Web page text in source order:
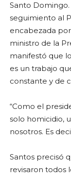
c
e
b
o
o
k
Santo
seguimiento al
encabezada
ministro de la
manifestó que
es un trabajo
constante y de
“Como el
solo homicidio,
nosotros. Es
Santos precisó
revisaron todos